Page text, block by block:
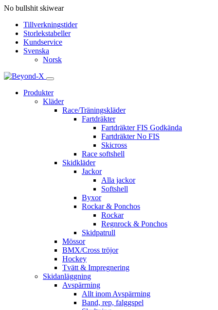
No bullshit skiwear
Tillverkningstider
Storlekstabeller
Kundservice
Svenska
Norsk
Produkter
Kläder
Race/Träningskläder
Fartdräkter
Fartdräkter FIS Godkända
Fartdräkter No FIS
Skicross
Race softshell
Skidkläder
Jackor
Alla jackor
Softshell
Byxor
Rockar & Ponchos
Rockar
Regnrock & Ponchos
Skidpatrull
Mössor
BMX/Cross tröjor
Hockey
Tvätt & Impregnering
Skidanläggning
Avspärrning
Allt inom Avspärrning
Band, rep, falggspel